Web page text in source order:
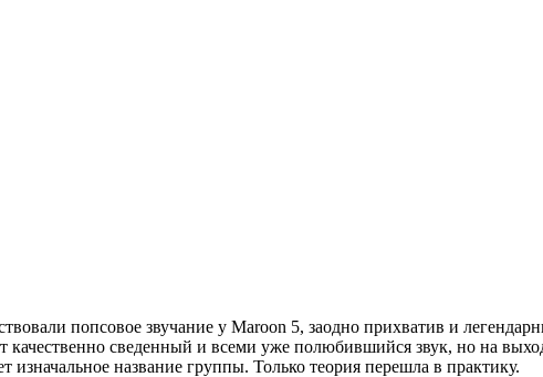
попсовое звучание у Maroon 5, заодно прихватив и
качественно сведенный и всеми уже полюбившийся звук, но на
название группы. Только теория перешла в практику.